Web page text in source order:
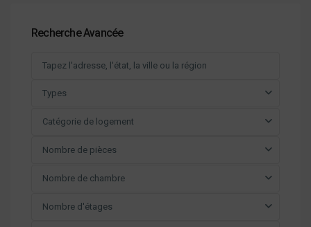
Recherche Avancée
Types
Catégorie de logement
Nombre de pièces
Nombre de chambre
Nombre d'étages